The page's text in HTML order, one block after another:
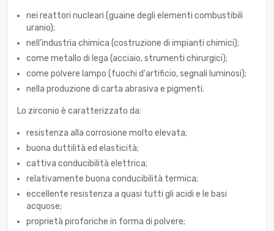
nei reattori nucleari (guaine degli elementi combustibili
uranio);
nell'industria chimica (costruzione di impianti chimici);
come metallo di lega (acciaio, strumenti chirurgici);
come polvere lampo (fuochi d'artificio, segnali luminosi);
nella produzione di carta abrasiva e pigmenti.
Lo zirconio è caratterizzato da:
resistenza alla corrosione molto elevata;
buona duttilità ed elasticità;
cattiva conducibilità elettrica;
relativamente buona conducibilità termica;
eccellente resistenza a quasi tutti gli acidi e le basi
acquose;
proprietà piroforiche in forma di polvere;